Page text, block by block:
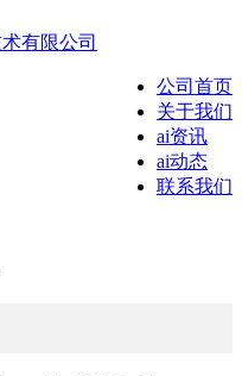
公司首页
关于我们
ai资讯
ai动态
联系我们